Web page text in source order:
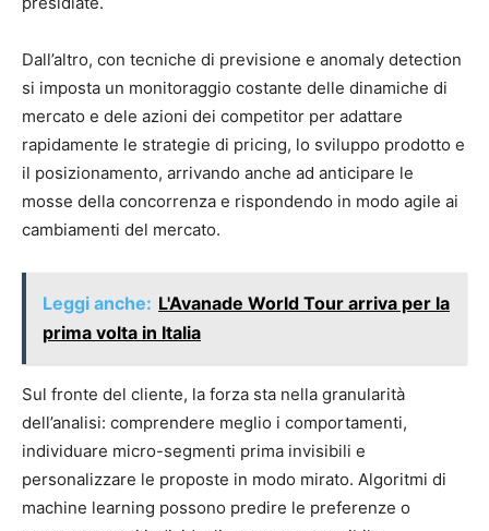
Dall’altro, con tecniche di previsione e anomaly detection
si imposta un monitoraggio costante delle dinamiche di
mercato e dele azioni dei competitor per adattare
rapidamente le strategie di pricing, lo sviluppo prodotto e
il posizionamento, arrivando anche ad anticipare le
mosse della concorrenza e rispondendo in modo agile ai
cambiamenti del mercato.
Leggi anche: L'Avanade World Tour arriva per la
prima volta in Italia
Sul fronte del cliente, la forza sta nella granularità
dell’analisi: comprendere meglio i comportamenti,
individuare micro-segmenti prima invisibili e
personalizzare le proposte in modo mirato. Algoritmi di
machine learning possono predire le preferenze o